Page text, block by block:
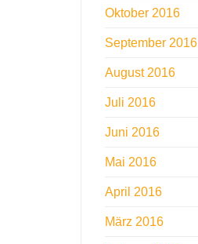
Oktober 2016
September 2016
August 2016
Juli 2016
Juni 2016
Mai 2016
April 2016
März 2016